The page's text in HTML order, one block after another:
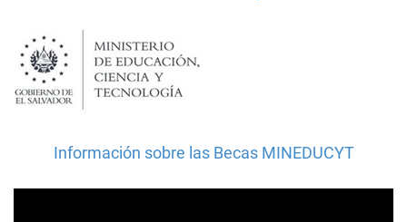
Información sobre las Becas MINEDUCYT